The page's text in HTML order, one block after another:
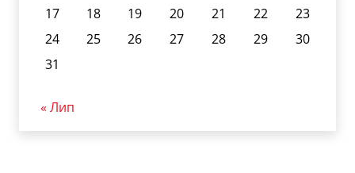
17
18 19 20 21 22
23
24
25 26 27 28 29
30
31
« Лип